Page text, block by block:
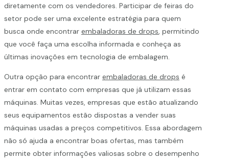
diretamente com os vendedores. Participar de feiras do
setor pode ser uma excelente estratégia para quem
busca onde encontrar embaladoras de drops , permitindo
que você faça uma escolha informada e conheça as
últimas inovações em tecnologia de embalagem.
Outra opção para encontrar embaladoras de drops é
entrar em contato com empresas que já utilizam essas
máquinas. Muitas vezes, empresas que estão atualizando
seus equipamentos estão dispostas a vender suas
máquinas usadas a preços competitivos. Essa abordagem
não só ajuda a encontrar boas ofertas, mas também
permite obter informações valiosas sobre o desempenho